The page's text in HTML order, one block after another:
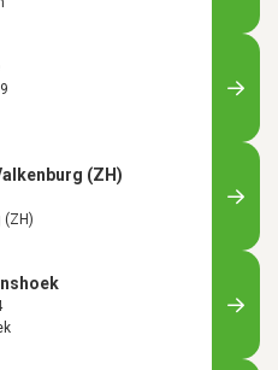
(ZH)
(ZH)